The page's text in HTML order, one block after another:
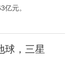
元。
球，三星